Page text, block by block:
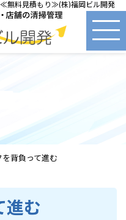
≪無料見積もり≫(株)福岡ビル開発
ブログ
を背負って進む
進む